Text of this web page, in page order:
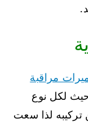
مراقبة
حيث لكل نوع
لذا سعت